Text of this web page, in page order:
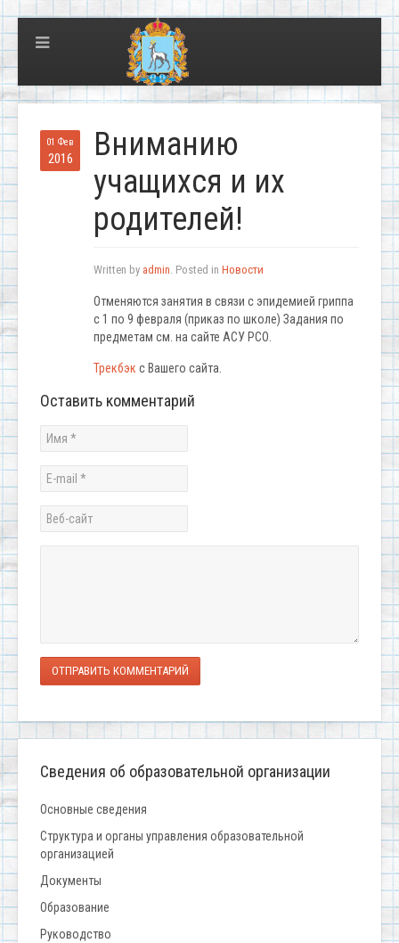
01 Фев
2016
Вниманию
учащихся и их
родителей!
Written by admin. Posted in Новости
Отменяются занятия в связи с эпидемией гриппа
с 1 по 9 февраля (приказ по школе) Задания по
предметам см. на сайте АСУ РСО.
Трекбэк с Вашего сайта.
Оставить комментарий
ОТПРАВИТЬ КОММЕНТАРИЙ
Сведения об образовательной организации
Основные сведения
Структура и органы управления образовательной
организацией
Документы
Образование
Руководство